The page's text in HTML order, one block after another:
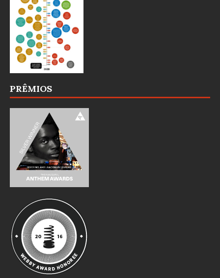
PRÊMIOS